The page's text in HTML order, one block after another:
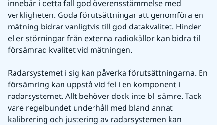
innebär i detta fall god överensstämmelse med
verkligheten. Goda förutsättningar att genomföra en
mätning bidrar vanligtvis till god datakvalitet. Hinder
eller störningar från externa radiokällor kan bidra till
försämrad kvalitet vid mätningen.
Radarsystemet i sig kan påverka förutsättningarna. En
försämring kan uppstå vid fel i en komponent i
radarsystemet. Allt behöver dock inte bli sämre. Tack
vare regelbundet underhåll med bland annat
kalibrering och justering av radarsystemen kan